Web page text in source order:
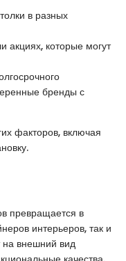
в разных
акциях, которые могут
бренды с
факторов, включая
превращается в
интерьеров, так и
на внешний вид